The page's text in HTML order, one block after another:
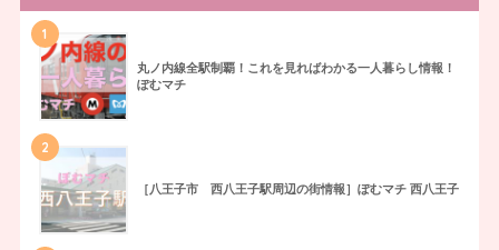
1
丸ノ内線全駅制覇！これを見ればわかる一人暮らし情報！
ぽむマチ
2
［八王子市 西八王子駅周辺の街情報］ぽむマチ 西八王子